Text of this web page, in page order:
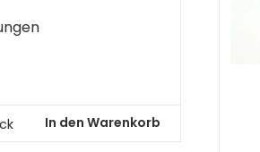
In den Warenkorb